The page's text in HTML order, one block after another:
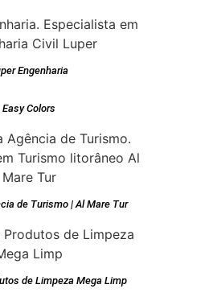
Engenharia
Easy Colors
de Turismo | Al Mare Tur
de Limpeza Mega Limp